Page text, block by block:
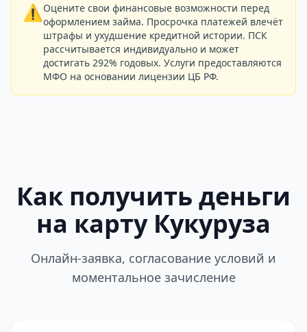
⚠️ Оцените свои финансовые возможности перед
оформлением займа. Просрочка платежей влечёт
штрафы и ухудшение кредитной истории. ПСК
рассчитывается индивидуально и может
достигать 292% годовых. Услуги предоставляются
МФО на основании лицензии ЦБ РФ.
Как получить деньги
на карту Кукуруза
Онлайн-заявка, согласование условий и
моментальное зачисление